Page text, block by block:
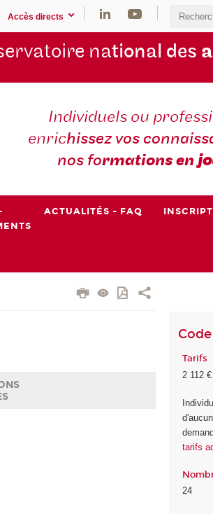
Accès directs
national des
Individuels ou
enrichissez vos
nos formations en
ACTUALITÉS - FAQ
Code
Tarifs
2 112
tarifs
24